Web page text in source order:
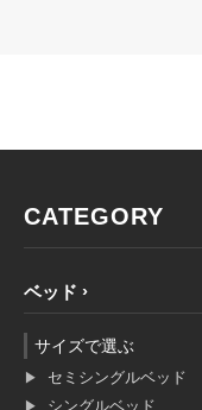
CATEGORY
ベッド
サイズで選ぶ
セミシングルベッド
シングルベッド